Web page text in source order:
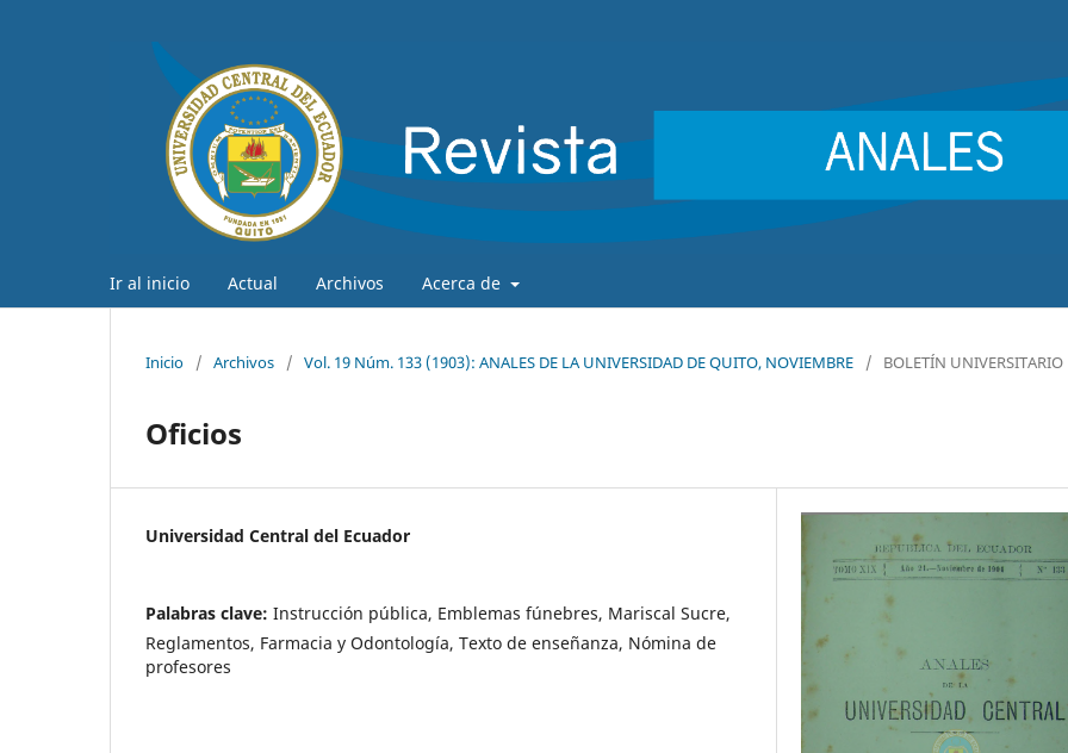
Ir al inicio Actual Archivos Acerca de
Inicio / Archivos / Vol. 19 Núm. 133 (1903): ANALES DE LA UNIVERSIDAD DE QUITO, NOVIEMBRE / BOLETÍN UNIVERSITARIO
Oficios
Universidad Central del Ecuador
Palabras clave: Instrucción pública, Emblemas fúnebres, Mariscal Sucre,
Reglamentos, Farmacia y Odontología, Texto de enseñanza, Nómina de
profesores